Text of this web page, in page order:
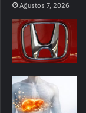
Ağustos 7, 2026